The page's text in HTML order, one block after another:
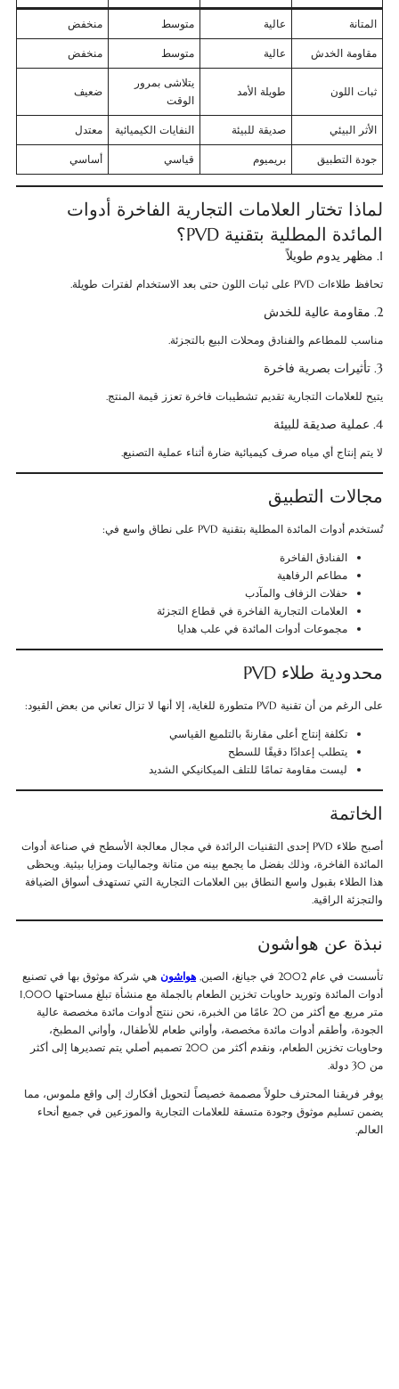
المتانة عالية متوسط منخفض
مقاومة الخدش عالية متوسط منخفض
ثبات اللون طويلة الأمد
يتلاشى بمرور
الوقت
ضعيف
الأثر البيئي صديقة للبيئة النفايات الكيميائية معتدل
جودة التطبيق بريميوم قياسي أساسي
لماذا تختار العلامات التجارية الفاخرة أدوات
المائدة المطلية بتقنية PVD؟
1. مظهر يدوم طويلاً
تحافظ طلاءات PVD على ثبات اللون حتى بعد الاستخدام لفترات طويلة.
2. مقاومة عالية للخدش
مناسب للمطاعم والفنادق ومحلات البيع بالتجزئة.
3. تأثيرات بصرية فاخرة
يتيح للعلامات التجارية تقديم تشطيبات فاخرة تعزز قيمة المنتج.
4. عملية صديقة للبيئة
لا يتم إنتاج أي مياه صرف كيميائية ضارة أثناء عملية التصنيع.
مجالات التطبيق
تُستخدم أدوات المائدة المطلية بتقنية PVD على نطاق واسع في:
الفنادق الفاخرة
مطاعم الرفاهية
حفلات الزفاف والمآدب
العلامات التجارية الفاخرة في قطاع التجزئة
مجموعات أدوات المائدة في علب هدايا
محدودية طلاء PVD
على الرغم من أن تقنية PVD متطورة للغاية، إلا أنها لا تزال تعاني من بعض القيود:
تكلفة إنتاج أعلى مقارنةً بالتلميع القياسي
يتطلب إعدادًا دقيقًا للسطح
ليست مقاومة تمامًا للتلف الميكانيكي الشديد
الخاتمة
أصبح طلاء PVD إحدى التقنيات الرائدة في مجال معالجة الأسطح في صناعة أدوات
المائدة الفاخرة، وذلك بفضل ما يجمع بينه من متانة وجماليات ومزايا بيئية. ويحظى
هذا الطلاء بقبول واسع النطاق بين العلامات التجارية التي تستهدف أسواق الضيافة
والتجزئة الراقية.
نبذة عن هواشون
تأسست في عام 2002 في جيانغ، الصين, هواشونهي شركة موثوق بها في تصنيع
أدوات المائدة وتوريد حاويات تخزين الطعام بالجملة مع منشأة تبلغ مساحتها 1,000
متر مربع. مع أكثر من 20 عامًا من الخبرة، نحن ننتج أدوات مائدة مخصصة عالية
الجودة، وأطقم أدوات مائدة مخصصة، وأواني طعام للأطفال، وأواني المطبخ،
وحاويات تخزين الطعام، ونقدم أكثر من 200 تصميم أصلي يتم تصديرها إلى أكثر
من 30 دولة.
يوفر فريقنا المحترف حلولاً مصممة خصيصاً لتحويل أفكارك إلى واقع ملموس، مما
يضمن تسليم موثوق وجودة متسقة للعلامات التجارية والموزعين في جميع أنحاء
العالم.